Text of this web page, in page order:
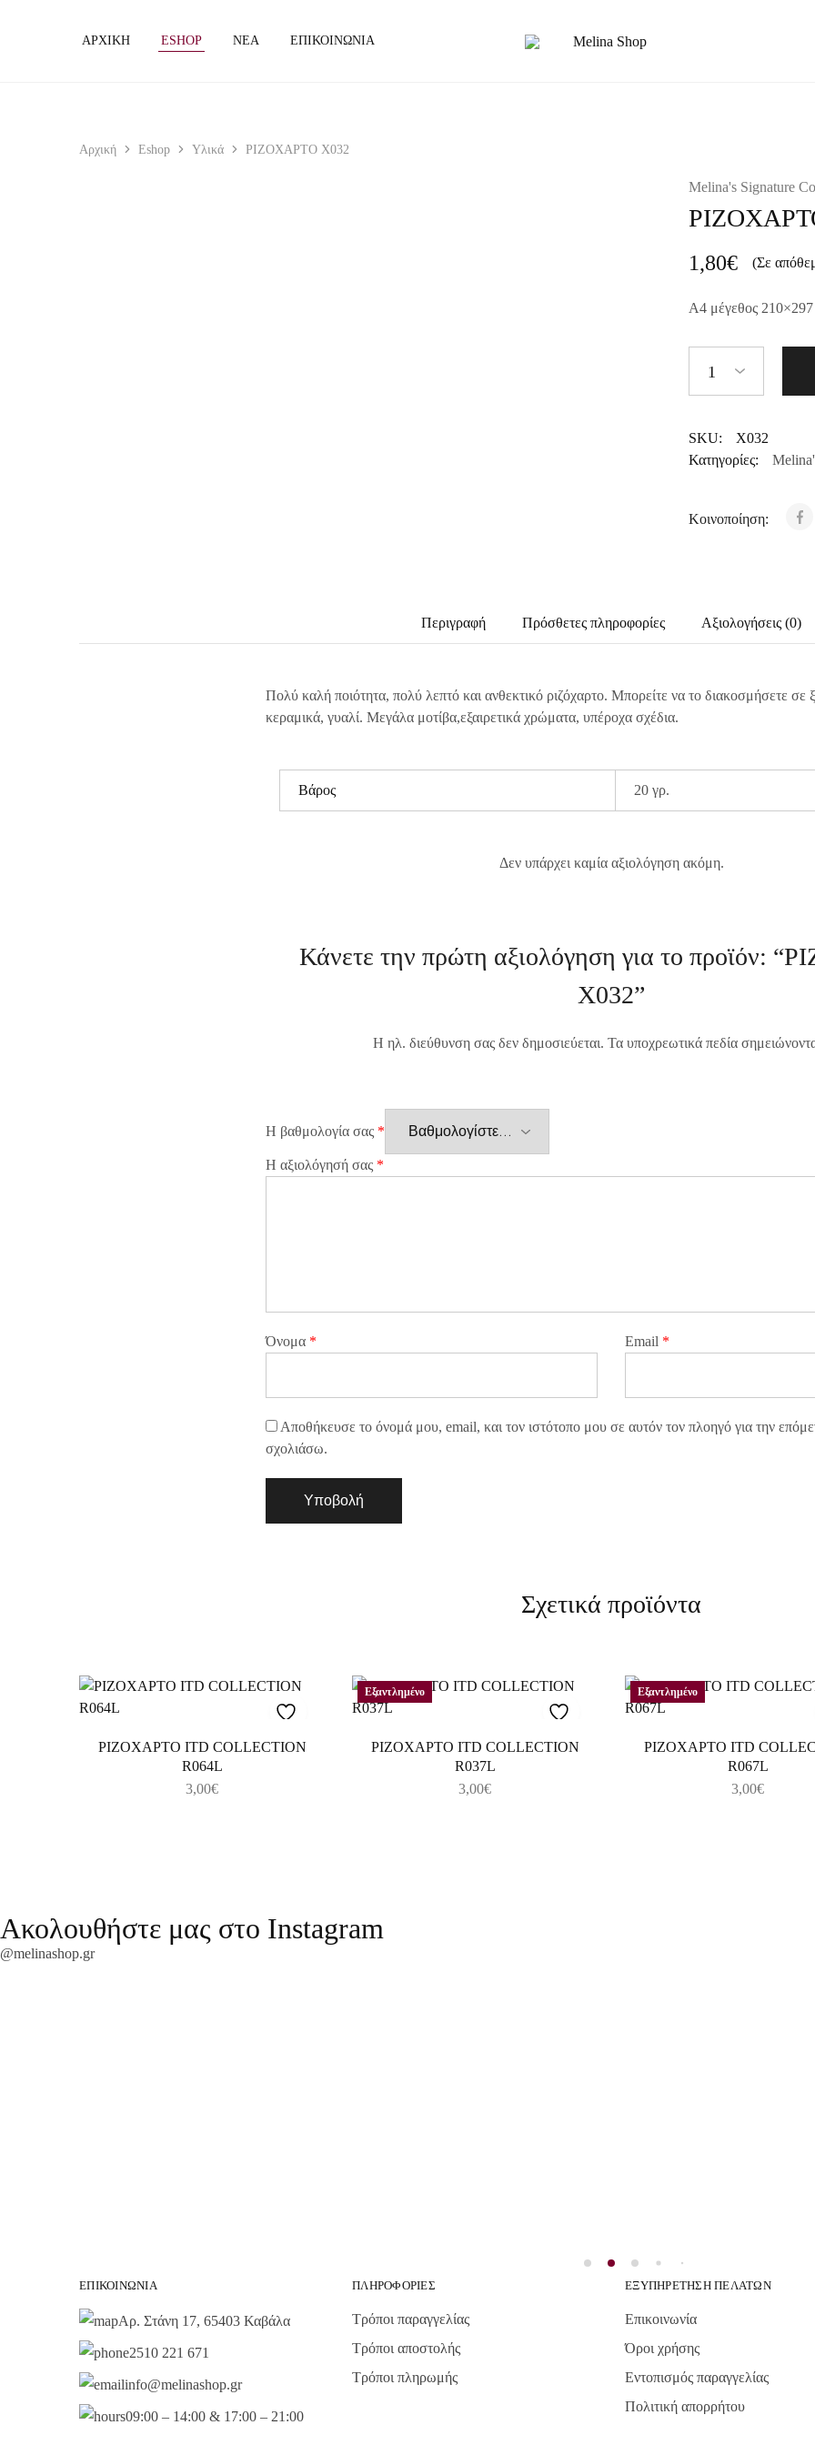
ΑΡΧΙΚΗ
ESHOP ΝΕΑ ΕΠΙΚΟΙΝΩΝΙΑ
Melina
Αρχική Eshop Υλικά ΡΙΖΟΧΑΡΤΟ X032
Melina's Signature
1,80€ (Σε
A4 μέγεθος
1
SKU:
X032
Κατηγορίες:
Κοινοποίηση:
Περιγραφή Πρόσθετες πληροφορίες Αξιολογήσεις (0)
Πολύ καλή ποιότητα, πολύ λεπτό και ανθεκτικό ριζόχαρτο. Μπορείτε να το διακοσμήσετε
κεραμικά, γυαλί. Μεγάλα μοτίβα,εξαιρετικά χρώματα, υπέροχα σχέδια.
Βάρος 20 γρ.
Δεν υπάρχει καμία αξιολόγηση ακόμη.
Κάνετε την πρώτη αξιολόγηση για το προϊόν:
X032”
Η ηλ. διεύθυνση σας δεν δημοσιεύεται. Τα υποχρεωτικά πεδία
Η βαθμολογία σας *
Η αξιολόγησή σας *
Όνομα * Email *
Αποθήκευσε το όνομά μου, email, και τον ιστότοπο μου σε αυτόν τον πλοηγό για την
σχολιάσω.
Σχετικά προϊόντα
ΡΙΖΟΧΑΡΤΟ ITD COLLECTION
R064L
3,00€
Εξαντλημένο
ΡΙΖΟΧΑΡΤΟ ITD COLLECTION
R037L
3,00€
Εξαντλημένο
ΡΙΖΟΧΑΡΤΟ ITD
R067L
3,00€
Ακολουθήστε μας στο Instagram
@melinashop.gr
ΕΠΙΚΟΙΝΩΝΙΑ
Αρ. Στάνη 17, 65403 Καβάλα
2510 221 671
info@melinashop.gr
09:00 – 14:00 & 17:00 – 21:00
ΠΛΗΡΟΦΟΡΙΕΣ
Τρόποι παραγγελίας
Τρόποι αποστολής
Τρόποι πληρωμής
ΕΞΥΠΗΡΕΤΗΣΗ ΠΕΛΑΤΩΝ
Επικοινωνία
Όροι χρήσης
Εντοπισμός παραγγελίας
Πολιτική απορρήτου